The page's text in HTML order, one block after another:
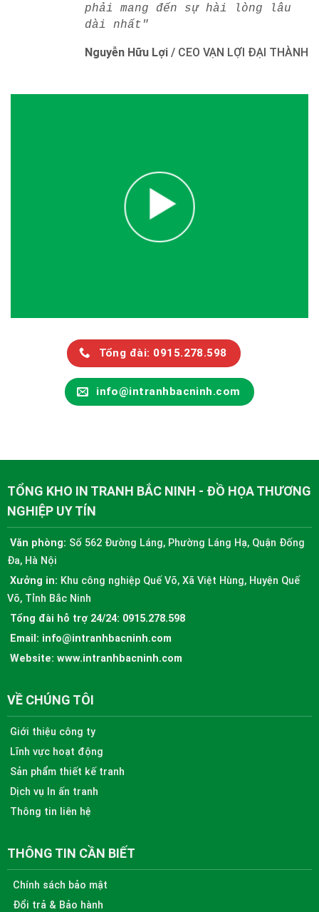
phải mang đến sự hài lòng lâu
dài nhất"
Nguyễn Hữu Lợi / CEO VẠN LỢI ĐẠI THÀNH
Tổng đài: 0915.278.598
info@intranhbacninh.com
TỔNG KHO IN TRANH BẮC NINH - ĐỒ HỌA THƯƠNG
NGHIỆP UY TÍN
Văn phòng: Số 562 Đường Láng, Phường Láng Hạ, Quận Đống
Đa, Hà Nội
Xưởng in: Khu công nghiệp Quế Võ, Xã Việt Hùng, Huyện Quế
Võ, Tỉnh Bắc Ninh
Tổng đài hỗ trợ 24/24: 0915.278.598
Email: info@intranhbacninh.com
Website: www.intranhbacninh.com
VỀ CHÚNG TÔI
Giới thiệu công ty
Lĩnh vực hoạt động
Sản phẩm thiết kế tranh
Dịch vụ In ấn tranh
Thông tin liên hệ
THÔNG TIN CẦN BIẾT
Chính sách bảo mật
Đổi trả & Bảo hành